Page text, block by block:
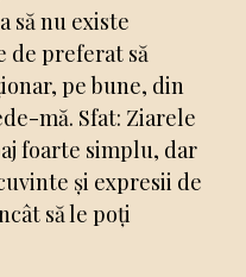
să nu existe
de preferat să
pe bune, din
mă. Sfat: Ziarele
foarte simplu, dar
și expresii de
să le poți